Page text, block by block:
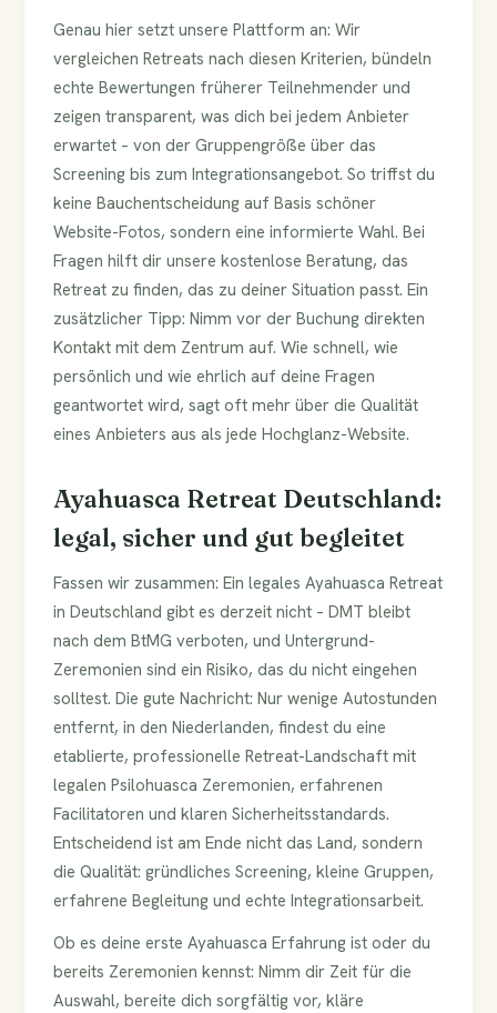
Genau hier setzt unsere Plattform an: Wir
vergleichen Retreats nach diesen Kriterien, bündeln
echte Bewertungen früherer Teilnehmender und
zeigen transparent, was dich bei jedem Anbieter
erwartet – von der Gruppengröße über das
Screening bis zum Integrationsangebot. So triffst du
keine Bauchentscheidung auf Basis schöner
Website-Fotos, sondern eine informierte Wahl. Bei
Fragen hilft dir unsere kostenlose Beratung, das
Retreat zu finden, das zu deiner Situation passt. Ein
zusätzlicher Tipp: Nimm vor der Buchung direkten
Kontakt mit dem Zentrum auf. Wie schnell, wie
persönlich und wie ehrlich auf deine Fragen
geantwortet wird, sagt oft mehr über die Qualität
eines Anbieters aus als jede Hochglanz-Website.
Ayahuasca Retreat Deutschland:
legal, sicher und gut begleitet
Fassen wir zusammen: Ein legales Ayahuasca Retreat
in Deutschland gibt es derzeit nicht – DMT bleibt
nach dem BtMG verboten, und Untergrund-
Zeremonien sind ein Risiko, das du nicht eingehen
solltest. Die gute Nachricht: Nur wenige Autostunden
entfernt, in den Niederlanden, findest du eine
etablierte, professionelle Retreat-Landschaft mit
legalen Psilohuasca Zeremonien, erfahrenen
Facilitatoren und klaren Sicherheitsstandards.
Entscheidend ist am Ende nicht das Land, sondern
die Qualität: gründliches Screening, kleine Gruppen,
erfahrene Begleitung und echte Integrationsarbeit.
Ob es deine erste Ayahuasca Erfahrung ist oder du
bereits Zeremonien kennst: Nimm dir Zeit für die
Auswahl, bereite dich sorgfältig vor, kläre